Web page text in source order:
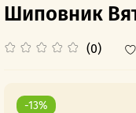
Шиповник
(0)
-13%